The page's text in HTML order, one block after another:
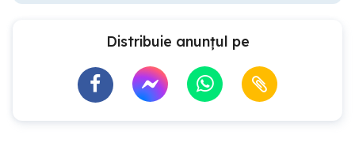
Distribuie anunțul pe